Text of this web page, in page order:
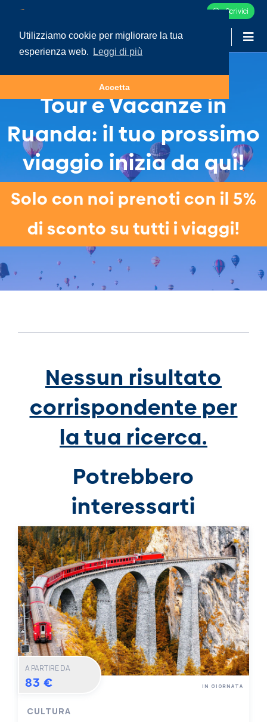
Utilizziamo cookie per migliorare la tua
esperienza web.
Leggi di più
Accetta
Scrivici
Tour e Vacanze in
Ruanda: il tuo prossimo
viaggio inizia da qui!
Solo con noi prenoti con il 5%
di sconto su tutti i viaggi!
Nessun risultato
corrispondente per
la tua ricerca.
Potrebbero
interessarti
A PARTIRE DA
83 €
CULTURA
IN GIORNATA